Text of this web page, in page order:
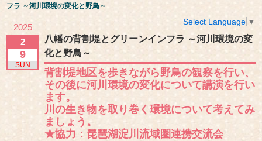
フラ ～河川環境の変化と野鳥～
Select Language ▼
2025
2
9
SUN
八幡の背割堤とグリーンインフラ ～河川環境の変
化と野鳥～
背割堤地区を歩きながら野鳥の観察を行い、
その後に河川環境の変化について講演を行い
ます。
川の生き物を取り巻く環境について考えてみ
ましょう。
★協力：琵琶湖淀川流域圏連携交流会